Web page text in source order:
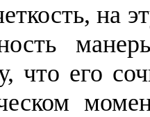
на
что его